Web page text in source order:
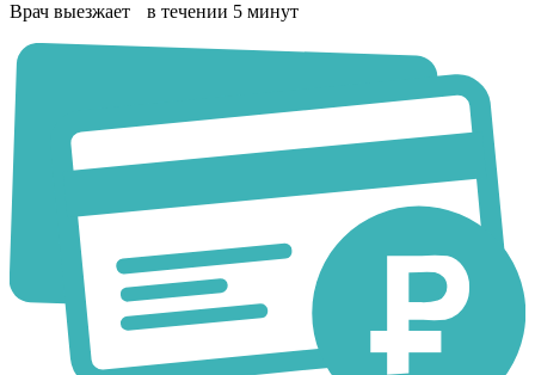
Врач выезжает в течении 5 минут